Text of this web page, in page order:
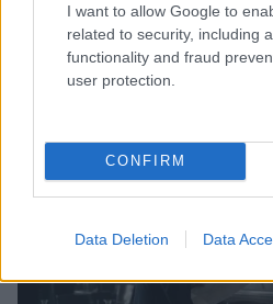
I want to allow Google to
related to security, including
functionality and fraud
user protection.
CONFIRM
Data Deletion Data
Rasoio elettrico Braun Serie
caratteristiche principali
Edoardo Vitali · 9 Ago 2026